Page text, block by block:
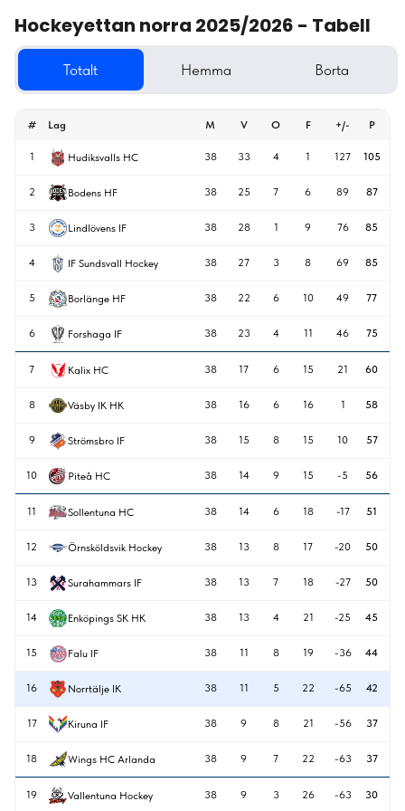
Hockeyettan norra 2025/2026 - Tabell
Totalt Hemma Borta
# Lag M V O F +/- P
1 Hudiksvalls HC 38 33 4 1 127 105
2 Bodens HF 38 25 7 6 89 87
3 Lindlövens IF 38 28 1 9 76 85
4 IF Sundsvall Hockey 38 27 3 8 69 85
5 Borlänge HF 38 22 6 10 49 77
6 Forshaga IF 38 23 4 11 46 75
7 Kalix HC 38 17 6 15 21 60
8 Väsby IK HK 38 16 6 16 1 58
9 Strömsbro IF 38 15 8 15 10 57
10 Piteå HC 38 14 9 15 -5 56
11 Sollentuna HC 38 14 6 18 -17 51
12 Örnsköldsvik Hockey 38 13 8 17 -20 50
13 Surahammars IF 38 13 7 18 -27 50
14 Enköpings SK HK 38 13 4 21 -25 45
15 Falu IF 38 11 8 19 -36 44
16 Norrtälje IK 38 11 5 22 -65 42
17 Kiruna IF 38 9 8 21 -56 37
18 Wings HC Arlanda 38 9 7 22 -63 37
19 Vallentuna Hockey 38 9 3 26 -63 30